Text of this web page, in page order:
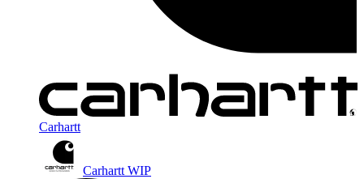
Carhartt
Carhartt WIP